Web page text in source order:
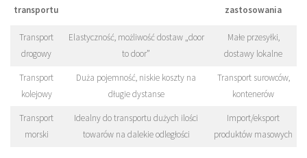
transportu
zastosowania
Transport
drogowy
Elastyczność, możliwość dostaw „door
to door”
Małe przesyłki,
dostawy lokalne
Transport
kolejowy
Duża pojemność, niskie koszty na
długie dystanse
Transport surowców,
kontenerów
Transport
morski
Idealny do transportu dużych ilości
towarów na dalekie odległości
Import/eksport
produktów masowych